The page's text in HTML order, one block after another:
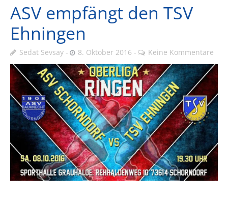
ASV empfängt den TSV
Ehningen
Sedat Sevsay 8. Oktober 2016 Keine Kommentare